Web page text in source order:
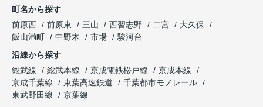
町名から探す
前原西
前原東 三山 西習志野 二宮
大久保
飯山満町
中野木 市場
駿河台
沿線から探す
総武線
総武本線 京成電鉄松戸線
京成本線
京成千葉線
東葉高速鉄道
千葉都市モノレール
東武野田線
京葉線